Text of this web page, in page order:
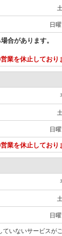
日
合があります。
業を休止しており
日
業を休止しており
日
いないサービスがご